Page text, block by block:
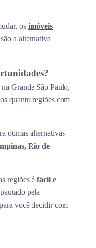
os imóveis
a alternativa
Grande São Paulo,
quanto regiões com
ótimas alternativas
Rio de
regiões é fácil e
pela
para você decidir com